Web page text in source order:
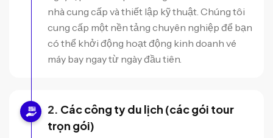
nhà cung cấp và thiết lập kỹ thuật. Chúng tôi
cung cấp một nền tảng chuyên nghiệp để bạn
có thể khởi động hoạt động kinh doanh vé
máy bay ngay từ ngày đầu tiên.
Các công ty du lịch (các gói tour
trọn gói)